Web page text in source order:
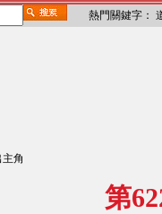
熱門關鍵字：
角
第